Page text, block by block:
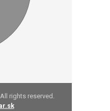
rights reserved.